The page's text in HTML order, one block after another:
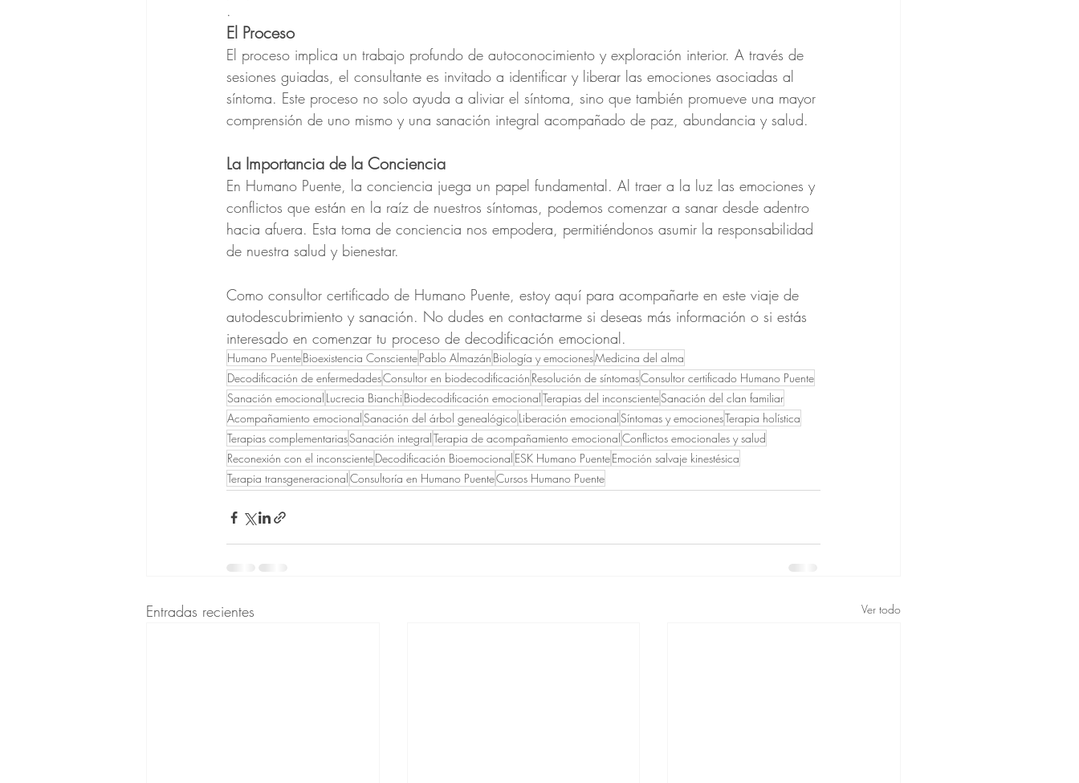
.
El Proceso
El proceso implica un trabajo profundo de autoconocimiento y exploración interior. A través de
sesiones guiadas, el consultante es invitado a identificar y liberar las emociones asociadas al
síntoma. Este proceso no solo ayuda a aliviar el síntoma, sino que también promueve una mayor
comprensión de uno mismo y una sanación integral acompañado de paz, abundancia y salud.
La Importancia de la Conciencia
En Humano Puente, la conciencia juega un papel fundamental. Al traer a la luz las emociones y
conflictos que están en la raíz de nuestros síntomas, podemos comenzar a sanar desde adentro
hacia afuera. Esta toma de conciencia nos empodera, permitiéndonos asumir la responsabilidad
de nuestra salud y bienestar.
Como consultor certificado de Humano Puente, estoy aquí para acompañarte en este viaje de
autodescubrimiento y sanación. No dudes en contactarme si deseas más información o si estás
interesado en comenzar tu proceso de decodificación emocional.
Humano PuenteBioexistencia ConscientePablo Almazán Biología y emocionesMedicina del alma
Decodificación de enfermedadesConsultor en biodecodificación Resolución de síntomasConsultor certificado Humano Puente
Sanación emocional Lucrecia Bianchi Biodecodificación emocionalTerapias del inconscienteSanación del clan familiar
Acompañamiento emocionalSanación del árbol genealógico Liberación emocionalSíntomas y emocionesTerapia holística
Terapias complementariasSanación integralTerapia de acompañamiento emocionalConflictos emocionales y salud
Reconexión con el inconscienteDecodificación Bioemocional ESK Humano PuenteEmoción salvaje kinestésica
Terapia transgeneracionalConsultoría en Humano PuenteCursos Humano Puente
Entradas recientes Ver todo